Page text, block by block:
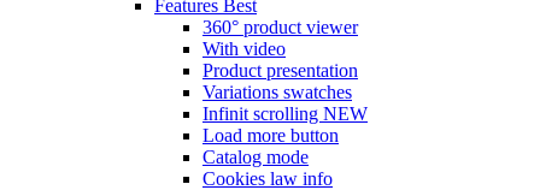
Features Best
360° product viewer
With video
Product presentation
Variations swatches
Infinit scrolling NEW
Load more button
Catalog mode
Cookies law info